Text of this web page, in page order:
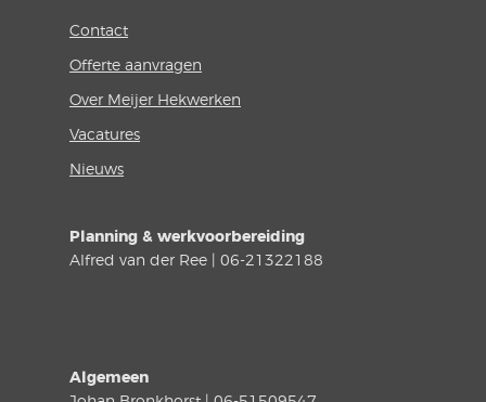
Contact
Offerte aanvragen
Over Meijer Hekwerken
Vacatures
Nieuws
Planning & werkvoorbereiding
Alfred van der Ree | 06-21322188
Algemeen